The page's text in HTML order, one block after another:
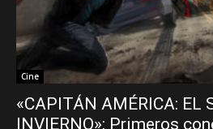
Cine
«CAPITÁN AMÉRICA: EL
INVIERNO»: Primeros